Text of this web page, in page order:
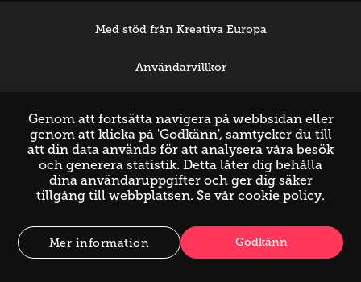
Med stöd från Kreativa Europa
Användarvillkor
Genom att fortsätta navigera på webbsidan eller
genom att klicka på 'Godkänn', samtycker du till
att din data används för att analysera våra besök
och generera statistik. Detta låter dig behålla
dina användaruppgifter och ger dig säker
tillgång till webbplatsen. Se vår cookie policy.
Godkänn
Mer information